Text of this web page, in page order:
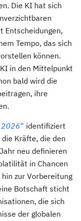
Die KI hat sich
Entscheidungen,
Tempo, das sich
können.
in den Mittelpunkt
bald wird die
ihre
2026“ identifiziert
Kräfte, die den
neu definieren
in Chancen
zur Vorbereitung
Botschaft sticht
die sich
der globalen